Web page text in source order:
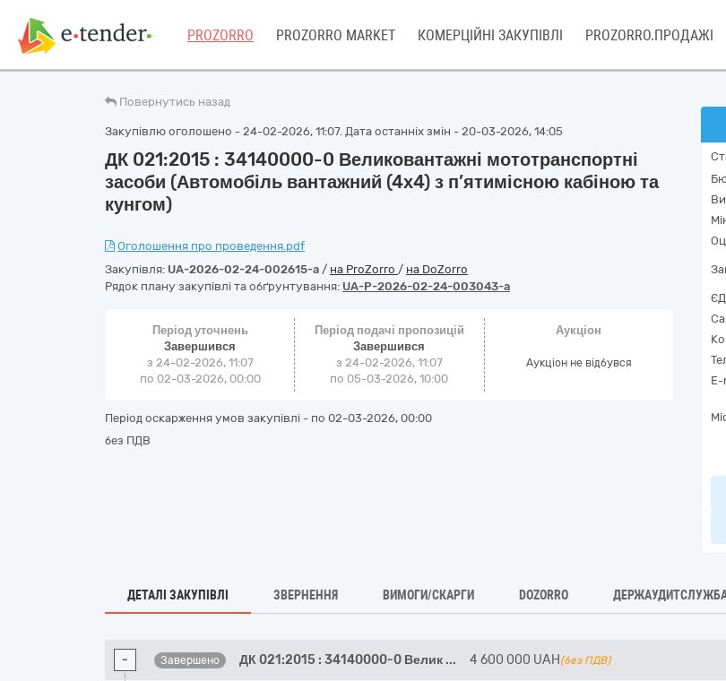
PROZORRO PROZORRO MARKET КОМЕРЦІЙНІ ЗАКУПІВЛІ PROZORRO.ПРОДАЖІ
Повернутись назад
Закупівлю оголошено - 24-02-2026, 11:07. Дата останніх змін - 20-03-2026, 14:05
ДК 021:2015 : 34140000-0 Великовантажні мототранспортні
засоби (Автомобіль вантажний (4х4) з п’ятимісною кабіною та
кунгом)
Оголошення про проведення.pdf
Закупівля: UA-2026-02-24-002615-a / на ProZorro / на DoZorro
Рядок плану закупівлі та обґрунтування: UA-P-2026-02-24-003043-a
Період уточнень
Завершився
з 24-02-2026, 11:07
по 02-03-2026, 00:00
Період подачі пропозицій
Завершився
з 24-02-2026, 11:07
по 05-03-2026, 10:00
Аукціон
Аукціон не відбувся
Період оскарження умов закупівлі - по 02-03-2026, 00:00
без ПДВ
E-
ДЕТАЛІ ЗАКУПІВЛІ ЗВЕРНЕННЯ ВИМОГИ/СКАРГИ DOZORRO ДЕРЖАУДИТСЛУЖБА
- Завершено ДК 021:2015 : 34140000-0 Велик ... 4 600 000 UAH (без ПДВ)